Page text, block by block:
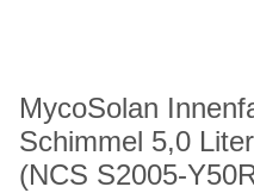
MycoSolan
Schimmel 5,0
(NCS S2005-